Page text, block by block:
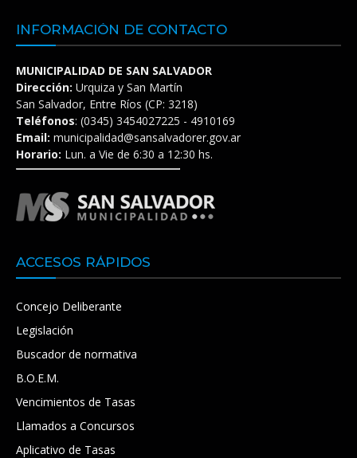
INFORMACIÓN DE CONTACTO
MUNICIPALIDAD DE SAN SALVADOR
Dirección: Urquiza y San Martín
San Salvador, Entre Ríos (CP: 3218)
Teléfonos: (0345) 3454027225 - 4910169
Email: municipalidad@sansalvadorer.gov.ar
Horario: Lun. a Vie de 6:30 a 12:30 hs.
ACCESOS RÁPIDOS
Concejo Deliberante
Legislación
Buscador de normativa
B.O.E.M.
Vencimientos de Tasas
Llamados a Concursos
Aplicativo de Tasas